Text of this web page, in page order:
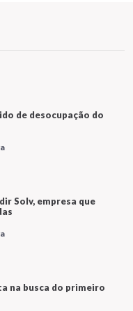
de desocupação do
Solv, empresa que
na busca do primeiro